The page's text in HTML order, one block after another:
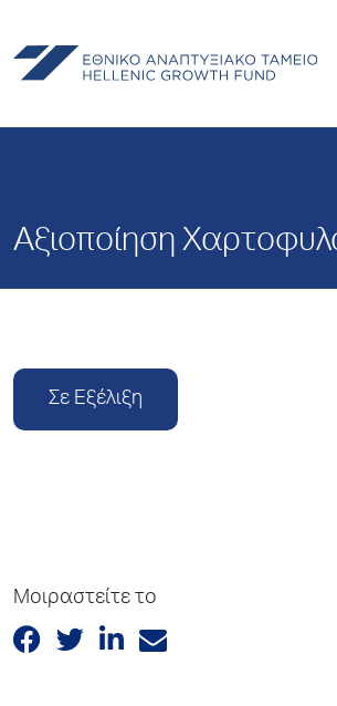
Αξιοποίηση
Σε Εξέλιξη
Μοιραστείτε το